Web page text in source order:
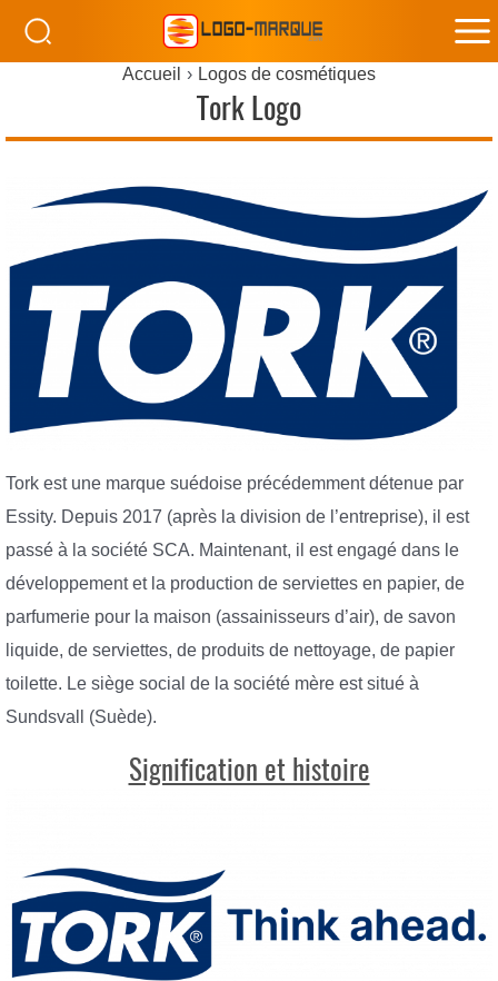
Accueil Logos de cosmétiques
Tork Logo
Tork est une marque suédoise précédemment détenue par
Essity. Depuis 2017 (après la division de l’entreprise), il est
passé à la société SCA. Maintenant, il est engagé dans le
développement et la production de serviettes en papier, de
parfumerie pour la maison (assainisseurs d’air), de savon
liquide, de serviettes, de produits de nettoyage, de papier
toilette. Le siège social de la société mère est situé à
Sundsvall (Suède).
Signification et histoire